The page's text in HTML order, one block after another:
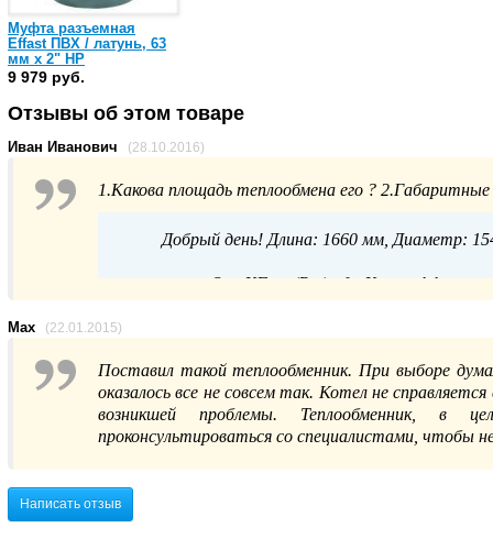
Муфта разъемная
Effast ПВХ / латунь, 63
мм x 2" НР
(RGRBNG063G)
9 979 руб.
Отзывы об этом товаре
Иван Иванович (28.10.2016)
1.Какова площадь теплообмена его ?
Добрый день! Длина: 1660 мм, Диаметр:
Q = KFtcp (Вт), где К –
температур между теплоносителями (0С
Max (22.01.2015)
Поставил такой теплообменник. При выборе
оказалось все не совсем так. Котел не
возникшей проблемы. Теплообменник, в
проконсультироваться со специалистами, чтобы
Написать отзыв